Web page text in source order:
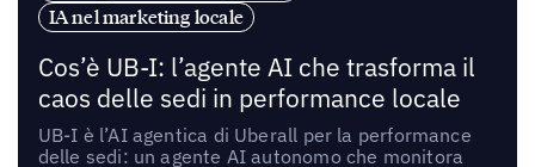
IA nel marketing locale
Cos’è UB-I: l’agente AI che trasforma il
caos delle sedi in performance locale
UB-I è l’AI agentica di Uberall per la performance
delle sedi: un agente AI autonomo che monitora